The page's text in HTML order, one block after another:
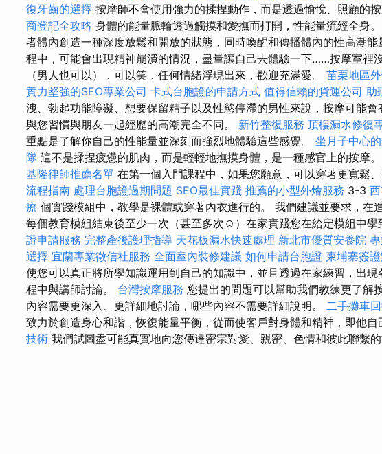
復牙齒的選擇 按摩師不會使用強力的揉捏動作，而是透過愉悅、照顧的
商登記全攻略 身體的能量脈輪透過觸摸和愛撫而打開，性能量流經全身。
者體內創造一種深度放鬆和開放的狀態，同時喚醒和傳播體內的性高潮能
程中，可能會出現精神崩潰的情況，盡量讓自己去體驗一下……按摩室裡
（男人也可以），可以笑，任何情緒浮現出來，歡迎充滿愛。 苗栗地區
實力堅強的SEO專業公司 卡式台胞證的申請方式 值得信賴的貨運公司 助
洩、勃起功能障礙、想要保留精子以及性慾停滯的男性來說，按摩可能
與您習慣與朋友一起經歷的高潮完全不同。 新竹整復服務 頂樓漏水修復
重點是了解你自己的性能量並深刻而強烈地體驗這些感覺。 坐月子中心
隊 這不是揉捏疲憊的肌肉，而是輕輕地撫摸身體，是一種感官上的按摩。
基隆律師推薦名單 在第一個入門課程中，如果您願意，可以穿著更寬鬆
流程指南 處理台胞證過期問題 SEO最佳實踐 推薦的小型外燴服務 3-3
療 個實踐模組中，教學是裸體或穿著內衣進行的。 我們建議並要求，在
每個教育模組結束後至少一次（甚至多次☺）在家實踐您在給定模組中
證申請服務 完整產後護理指導 天花板漏水快速處理 新北市優質安養院
選擇 宜蘭專業徵信社服務 全面室內裝修建議 如何申請台胞證 柬埔寨簽
使您可以真正將所學知識運用到自己的知識中，並且透過在家練習，出
程中與講師討論。 台灣按摩服務 您提出的問題可以幫助我們教練更了解
內容需要更深入、更詳細地討論，哪些內容不需要詳細說明。 二手攤車
致力於創造身心和諧，恢復能量平衡，從而使客戶對身體和精神，即他自
技術 我們試圖盡可能真實地向您傳達密宗對愛、親密、色情和彼此聯繫的